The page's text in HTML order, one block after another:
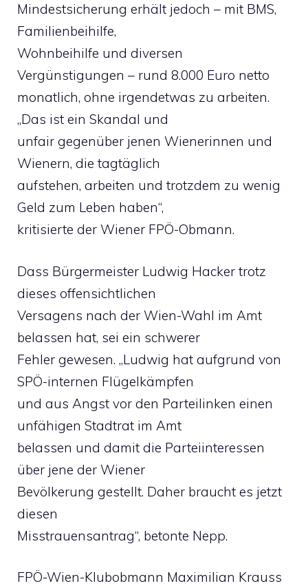
Mindestsicherung erhält jedoch – mit BMS,
Familienbeihilfe,
Wohnbeihilfe und diversen
Vergünstigungen – rund 8.000 Euro netto
monatlich, ohne irgendetwas zu arbeiten.
„Das ist ein Skandal und
unfair gegenüber jenen Wienerinnen und
Wienern, die tagtäglich
aufstehen, arbeiten und trotzdem zu wenig
Geld zum Leben haben“,
kritisierte der Wiener FPÖ-Obmann.
Dass Bürgermeister Ludwig Hacker trotz
dieses offensichtlichen
Versagens nach der Wien-Wahl im Amt
belassen hat, sei ein schwerer
Fehler gewesen. „Ludwig hat aufgrund von
SPÖ-internen Flügelkämpfen
und aus Angst vor den Parteilinken einen
unfähigen Stadtrat im Amt
belassen und damit die Parteiinteressen
über jene der Wiener
Bevölkerung gestellt. Daher braucht es jetzt
diesen
Misstrauensantrag“, betonte Nepp.
FPÖ-Wien-Klubobmann Maximilian Krauss